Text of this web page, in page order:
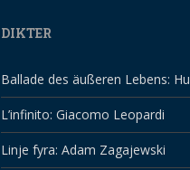
DIKTER
Ballade des äußeren Lebens:
L’infinito: Giacomo Leopardi
Linje fyra: Adam Zagajewski